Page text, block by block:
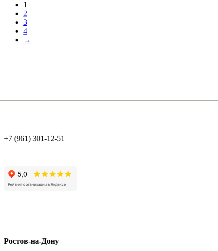
1
2
3
4
→
+7 (961) 301-12-51
Ростов-на-Дону